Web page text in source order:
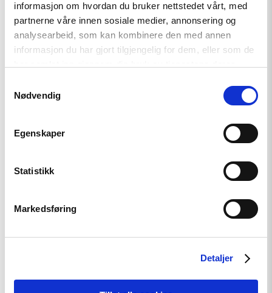
informasjon om hvordan du bruker nettstedet vårt, med
partnerne våre innen sosiale medier, annonsering og
analysearbeid, som kan kombinere den med annen
informasjon du har gjort tilgjengelig for dem, eller som de
Nødvendig
Egenskaper
Statistikk
Markedsføring
Detaljer
Relatert